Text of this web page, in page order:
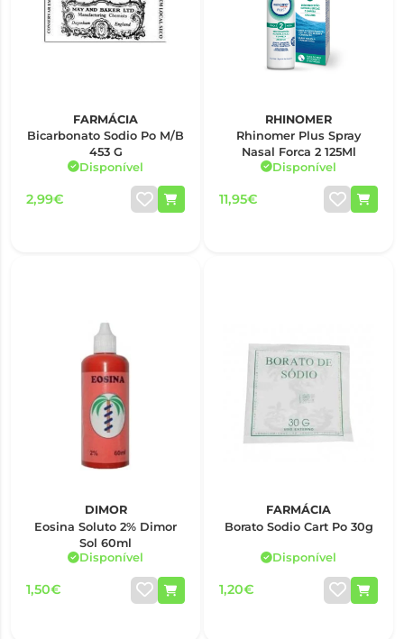
FARMÁCIA
Bicarbonato Sodio Po M/B
453 G
Disponível
2,99€
RHINOMER
Rhinomer Plus Spray
Nasal Forca 2 125Ml
Disponível
11,95€
DIMOR
Eosina Soluto 2% Dimor
Sol 60ml
Disponível
1,50€
FARMÁCIA
Borato Sodio Cart Po 30g
Disponível
1,20€